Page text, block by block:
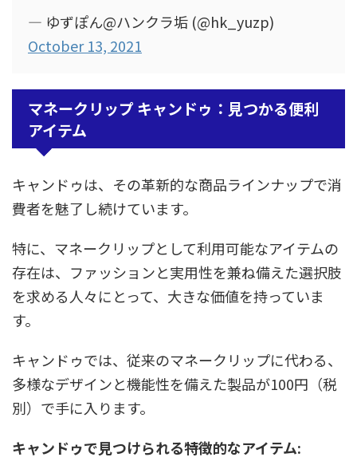
— ゆずぽん@ハンクラ垢 (@hk_yuzp)
October 13, 2021
マネークリップ キャンドゥ：見つかる便利
アイテム
キャンドゥは、その革新的な商品ラインナップで消
費者を魅了し続けています。
特に、マネークリップとして利用可能なアイテムの
存在は、ファッションと実用性を兼ね備えた選択肢
を求める人々にとって、大きな価値を持っていま
す。
キャンドゥでは、従来のマネークリップに代わる、
多様なデザインと機能性を備えた製品が100円（税
別）で手に入ります。
キャンドゥで見つけられる特徴的なアイテム: